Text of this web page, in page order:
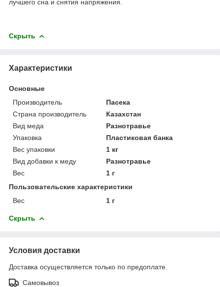
лучшего сна и снятия напряжения.
Скрыть
Характеристики
Основные
Производитель
Пасека
Страна производитель
Казахстан
Вид меда
Разнотравье
Упаковка
Пластиковая банка
Вес упаковки
1 кг
Вид добавки к меду
Разнотравье
Вес
1 г
Пользовательские характеристики
Вес
1 г
Скрыть
Условия доставки
Доставка осуществляется только по предоплате.
Самовывоз